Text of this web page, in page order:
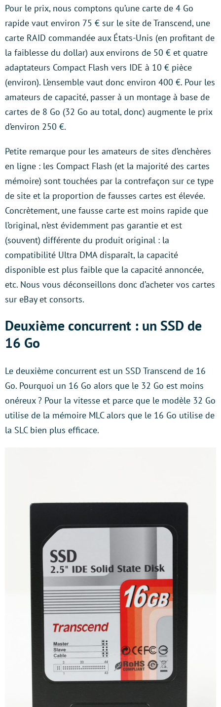
Pour le prix, nous comptons qu’une carte de 4 Go
rapide vaut environ 75 € sur le site de Transcend, une
carte RAID commandée aux États-Unis (en profitant de
la faiblesse du dollar) aux environs de 50 € et quatre
adaptateurs Compact Flash vers IDE à 10 € pièce
(environ). L’ensemble vaut donc environ 400 €. Pour les
amateurs de capacité, passer à un montage à base de
cartes de 8 Go (32 Go au total, donc) augmente le prix
d’environ 250 €.
Petite remarque pour les amateurs de sites d’enchères
en ligne : les Compact Flash (et la majorité des cartes
mémoire) sont touchées par la contrefaçon sur ce type
de site et la proportion de fausses cartes est élevée.
Concrètement, une fausse carte est moins rapide que
l’original, n’est évidemment pas garantie et est
(souvent) différente du produit original : la
compatibilité Ultra DMA disparaît, la capacité
disponible est plus faible que la capacité annoncée,
etc. Nous vous déconseillons donc d’acheter vos cartes
sur eBay et consorts.
Deuxième concurrent : un SSD de
16 Go
Le deuxième concurrent est un SSD Transcend de 16
Go. Pourquoi un 16 Go alors que le 32 Go est moins
onéreux ? Pour la vitesse et parce que le modèle 32 Go
utilise de la mémoire MLC alors que le 16 Go utilise de
la SLC bien plus efficace.